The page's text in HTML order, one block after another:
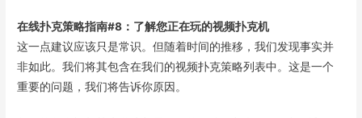
在线扑克策略指南#8：了解您正在玩的视频扑克机
这一点建议应该只是常识。但随着时间的推移，我们发现事实并
非如此。我们将其包含在我们的视频扑克策略列表中。这是一个
重要的问题，我们将告诉你原因。